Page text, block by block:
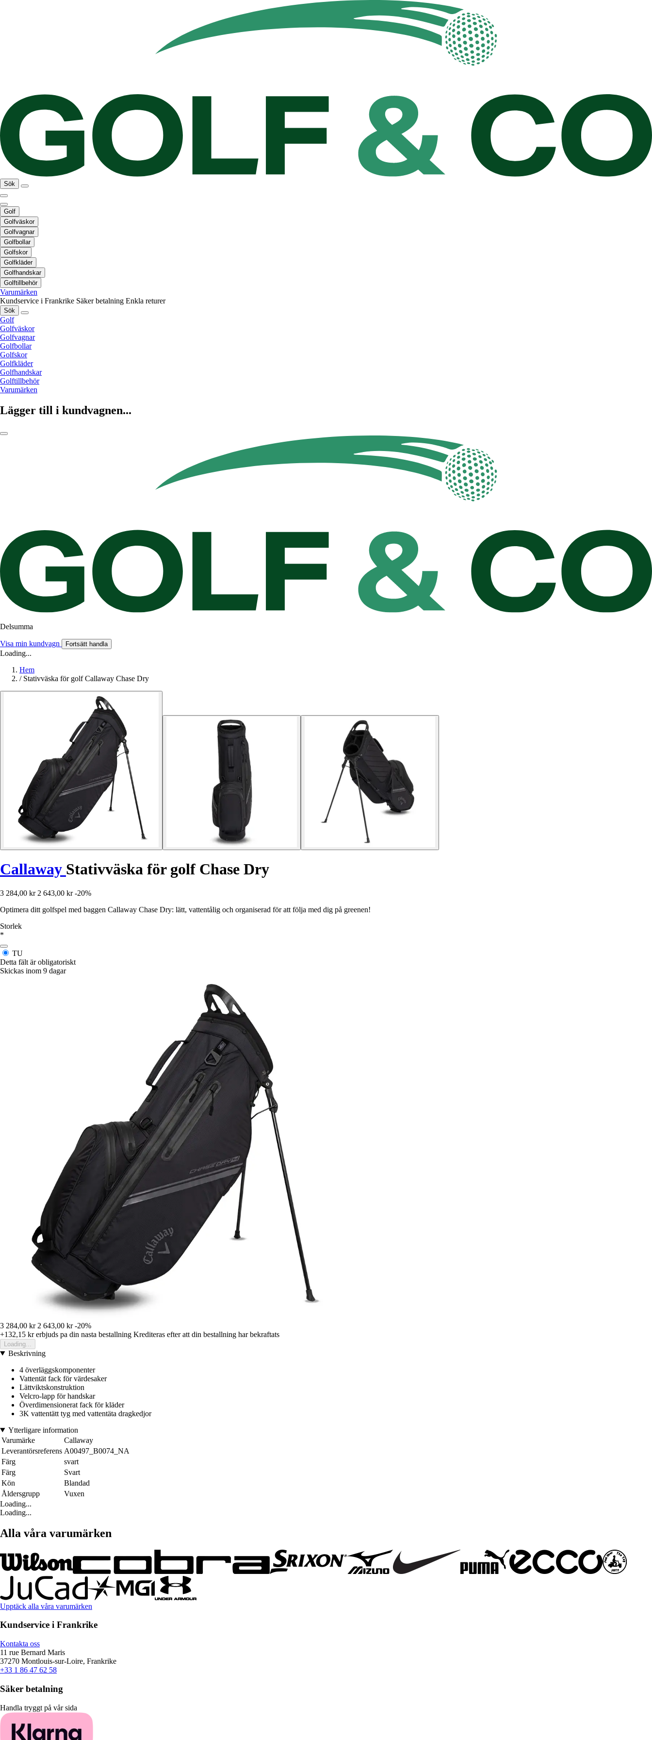
Sök
Golf
Golfväskor
Golfvagnar
Golfbollar
Golfskor
Golfkläder
Golfhandskar
Golftillbehör
Varumärken
Kundservice i Frankrike Säker betalning Enkla returer
Sök
Golf
Golfväskor
Golfvagnar
Golfbollar
Golfskor
Golfkläder
Golfhandskar
Golftillbehör
Varumärken
Lägger till i kundvagnen...
Delsumma
Visa min kundvagn Fortsätt handla
Loading...
Hem
/ Stativväska för golf Callaway Chase Dry
Callaway Stativväska för golf Chase Dry
3 284,00 kr 2 643,00 kr -20%
Optimera ditt golfspel med baggen Callaway Chase Dry: lätt, vattentålig och organiserad för att följa med dig på greenen!
Storlek
*
TU
Detta fält är obligatoriskt
Skickas inom 9 dagar
3 284,00 kr 2 643,00 kr -20%
+132,15 krerbjuds pa din nasta bestallning Krediteras efter att din bestallning har bekraftats
Loading...
Beskrivning
4 överläggskomponenter
Vattentät fack för värdesaker
Lättviktskonstruktion
Velcro-lapp för handskar
Överdimensionerat fack för kläder
3K vattentätt tyg med vattentäta dragkedjor
Ytterligare information
Varumärke
Callaway
Leverantörsreferens A00497_B0074_NA
Färg
svart
Färg
Svart
Kön
Blandad
Åldersgrupp
Vuxen
Loading...
Loading...
Alla våra varumärken
Upptäck alla våra varumärken
Kundservice i Frankrike
Kontakta oss
11 rue Bernard Maris
37270 Montlouis-sur-Loire, Frankrike
+33 1 86 47 62 58
Säker betalning
Handla tryggt på vår sida